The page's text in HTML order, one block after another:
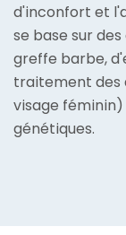
d'inconfort et
se base sur
greffe barbe,
traitement des
visage féminin)
génétiques.